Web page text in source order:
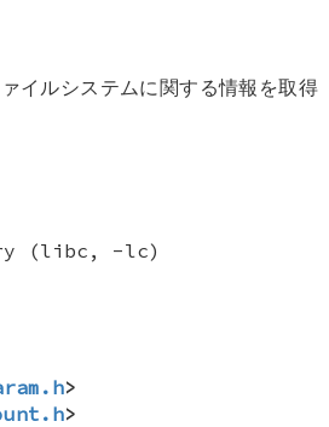
イルシステムに関する情報を取得
(libc, -lc)
>
>